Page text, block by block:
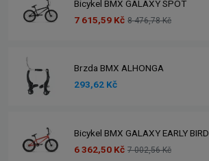
Bicykel BMX GALAXY SPOT
7 615,59 Kč 8 476,78 Kč
Brzda BMX ALHONGA
293,62 Kč
Bicykel BMX GALAXY EARLY BIRD
6 362,50 Kč 7 002,56 Kč